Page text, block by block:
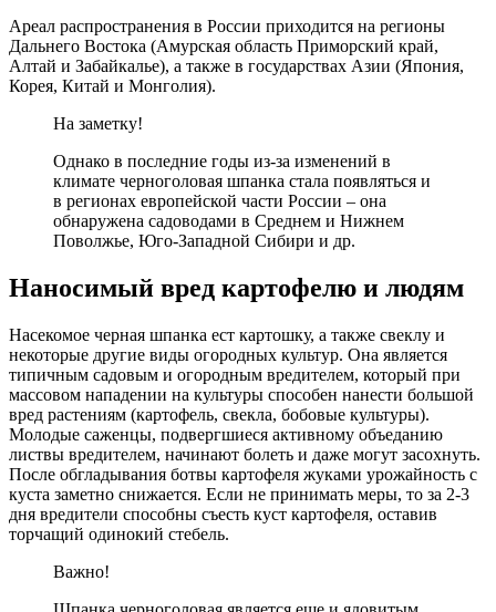
Ареал распространения в России приходится на регионы
Дальнего Востока (Амурская область Приморский край,
Алтай и Забайкалье), а также в государствах Азии (Япония,
Корея, Китай и Монголия).
На заметку!
Однако в последние годы из-за изменений в
климате черноголовая шпанка стала появляться и
в регионах европейской части России – она
обнаружена садоводами в Среднем и Нижнем
Поволжье, Юго-Западной Сибири и др.
Наносимый вред картофелю и людям
Насекомое черная шпанка ест картошку, а также свеклу и
некоторые другие виды огородных культур. Она является
типичным садовым и огородным вредителем, который при
массовом нападении на культуры способен нанести большой
вред растениям (картофель, свекла, бобовые культуры).
Молодые саженцы, подвергшиеся активному объеданию
листвы вредителем, начинают болеть и даже могут засохнуть.
После обгладывания ботвы картофеля жуками урожайность с
куста заметно снижается. Если не принимать меры, то за 2-3
дня вредители способны съесть куст картофеля, оставив
торчащий одинокий стебель.
Важно!